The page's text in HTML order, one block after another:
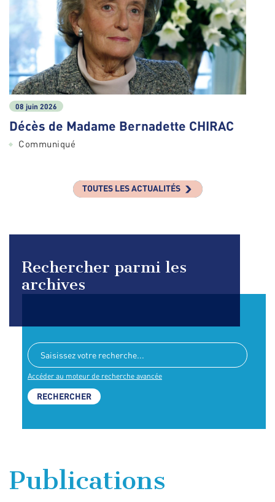
08 juin 2026
Décès de Madame Bernadette CHIRAC
Communiqué
TOUTES LES ACTUALITÉS
Rechercher parmi les
archives
Accéder au moteur de recherche avancée
Publications